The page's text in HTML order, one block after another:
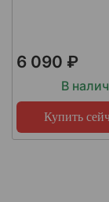
6 090 ₽
В
Купить